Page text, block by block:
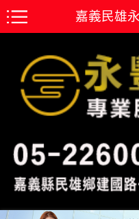
嘉義民雄